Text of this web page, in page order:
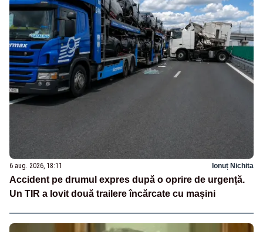
6 aug. 2026, 18:11 Ionuț Nichita
Accident pe drumul expres după o oprire de urgență.
Un TIR a lovit două trailere încărcate cu mașini